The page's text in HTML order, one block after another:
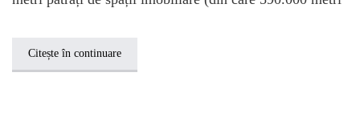
Citește în continuare